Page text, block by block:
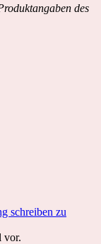
des
schreiben zu
vor.